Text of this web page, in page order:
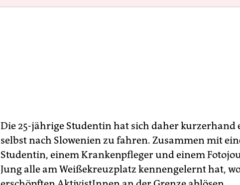
Die 25-jährige Studentin hat sich daher kurzerhand
selbst nach Slowenien zu fahren. Zusammen mit
Studentin, einem Krankenpfleger und einem
Jung alle am Weißekreuzplatz kennengelernt hat,